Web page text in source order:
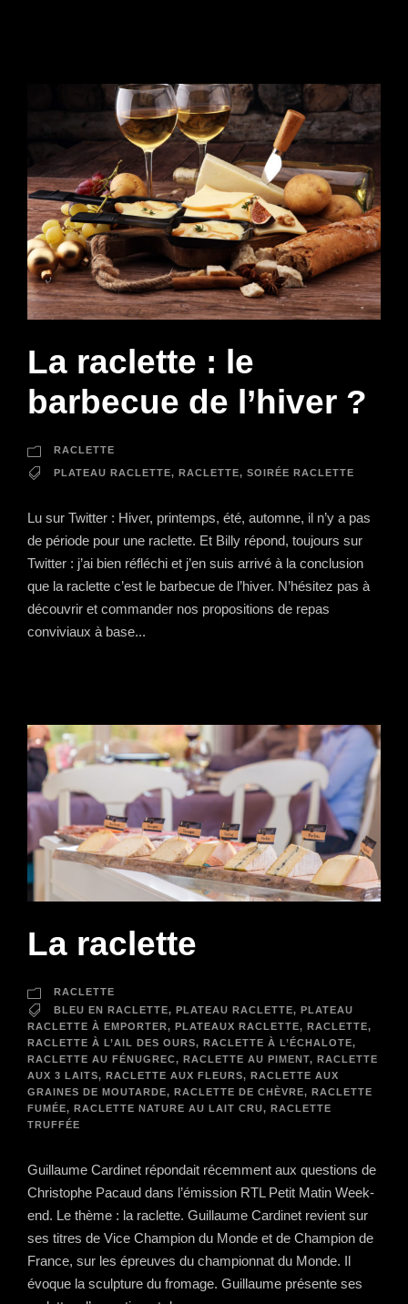
La raclette : le
barbecue de l’hiver ?
RACLETTE
PLATEAU RACLETTE, RACLETTE, SOIRÉE RACLETTE
Lu sur Twitter : Hiver, printemps, été, automne, il n’y a pas
de période pour une raclette. Et Billy répond, toujours sur
Twitter : j’ai bien réfléchi et j’en suis arrivé à la conclusion
que la raclette c’est le barbecue de l’hiver. N’hésitez pas à
découvrir et commander nos propositions de repas
conviviaux à base...
La raclette
RACLETTE
BLEU EN RACLETTE, PLATEAU RACLETTE, PLATEAU
RACLETTE À EMPORTER, PLATEAUX RACLETTE, RACLETTE,
RACLETTE À L’AIL DES OURS, RACLETTE À L’ÉCHALOTE,
RACLETTE AU FÉNUGREC, RACLETTE AU PIMENT, RACLETTE
AUX 3 LAITS, RACLETTE AUX FLEURS, RACLETTE AUX
GRAINES DE MOUTARDE, RACLETTE DE CHÈVRE, RACLETTE
FUMÉE, RACLETTE NATURE AU LAIT CRU, RACLETTE
TRUFFÉE
Guillaume Cardinet répondait récemment aux questions de
Christophe Pacaud dans l’émission RTL Petit Matin Week-
end. Le thème : la raclette. Guillaume Cardinet revient sur
ses titres de Vice Champion du Monde et de Champion de
France, sur les épreuves du championnat du Monde. Il
évoque la sculpture du fromage. Guillaume présente ses